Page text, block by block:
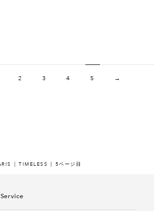
2 3 4 5 →
TIMELESS 5ページ目